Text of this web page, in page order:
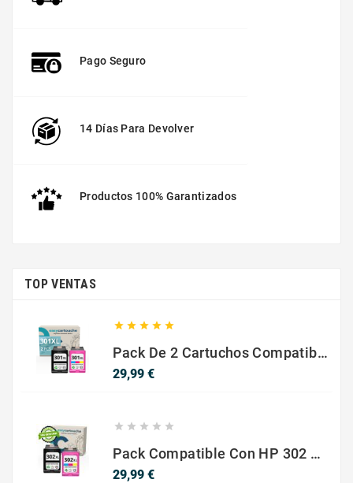
Pago Seguro
14 Días Para Devolver
Productos 100% Garantizados
TOP VENTAS
    
Pack De 2 Cartuchos Compatibles Con HP 301 XL Negro Y Color
29,99 €Precio
    
Pack Compatible Con HP 302 XL Negro Y Color - SIN NIVEL DE TINTA
29,99 €Precio